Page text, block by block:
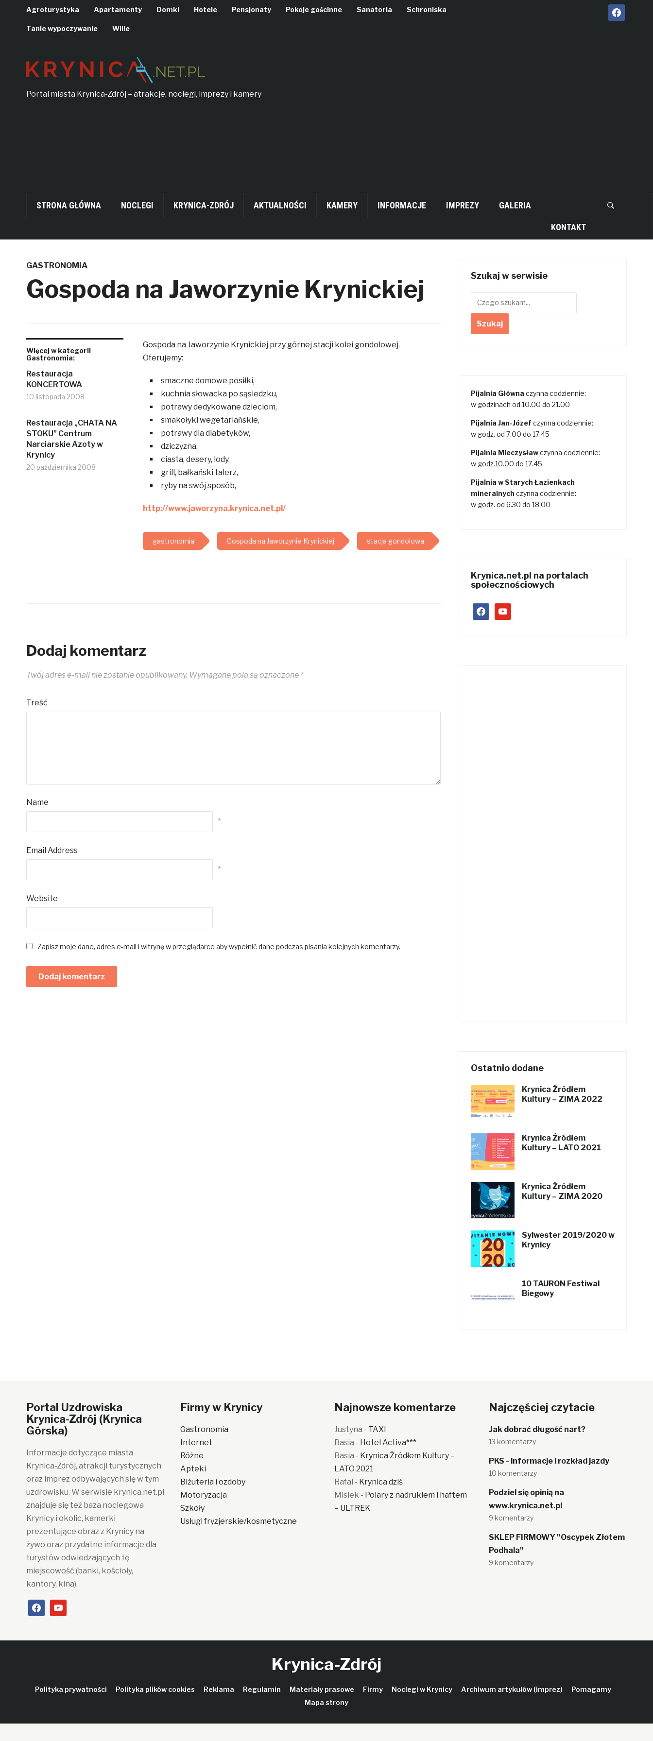
facebook
Agroturystyka Apartamenty Domki Hotele Pensjonaty Pokoje gościnne Sanatoria Schroniska
Tanie wypoczywanie Wille
Portal miasta Krynica-Zdrój – atrakcje, noclegi, imprezy i kamery
STRONA GŁÓWNA NOCLEGI KRYNICA-ZDRÓJ AKTUALNOŚCI KAMERY INFORMACJE IMPREZY GALERIA
KONTAKT
GASTRONOMIA
Gospoda na Jaworzynie Krynickiej
Więcej w kategorii
Gastronomia:
Restauracja
KONCERTOWA
10 listopada 2008
Restauracja „CHATA NA
STOKU” Centrum
Narciarskie Azoty w
Krynicy
20 października 2008
Gospoda na Jaworzynie Krynickiej przy górnej stacji kolei gondolowej.
Oferujemy:
smaczne domowe posiłki,
kuchnia słowacka po sąsiedzku,
potrawy dedykowane dzieciom,
smakołyki wegetariańskie,
potrawy dla diabetyków,
dziczyzna,
ciasta, desery, lody,
grill, bałkański talerz,
ryby na swój sposób,
http://www.jaworzyna.krynica.net.pl/
gastronomia Gospoda na Jaworzynie Krynickiej stacja gondolowa
Dodaj komentarz
Twój adres e-mail nie zostanie opublikowany. Wymagane pola są oznaczone *
Treść
Name
*
Email Address
*
Website
Zapisz moje dane, adres e-mail i witrynę w przeglądarce aby wypełnić dane podczas pisania kolejnych komentarzy.
Szukaj w serwisie
Pijalnia Główna czynna codziennie:
w godzinach od 10.00 do 21.00
Pijalnia Jan-Józef czynna codziennie:
w godz. od 7.00 do 17.45
Pijalnia Mieczysławczynna codziennie:
w godz.10.00 do 17.45
Pijalnia w Starych Łazienkach
mineralnych czynna codziennie:
w godz. od 6.30 do 18.00
Krynica.net.pl na portalach
społecznościowych
facebookyoutube
Ostatnio dodane
Krynica Źródłem
Kultury – ZIMA 2022
Krynica Źródłem
Kultury – LATO 2021
Krynica Źródłem
Kultury – ZIMA 2020
Sylwester 2019/2020 w
Krynicy
10 TAURON Festiwal
Biegowy
Portal Uzdrowiska
Krynica-Zdrój (Krynica
Górska)
Informacje dotyczące miasta
Krynica-Zdrój, atrakcji turystycznych
oraz imprez odbywających się w tym
uzdrowisku. W serwisie krynica.net.pl
znajduje się też baza noclegowa
Krynicy i okolic, kamerki
prezentujące obraz z Krynicy na
żywo oraz przydatne informacje dla
turystów odwiedzających tę
miejscowość (banki, kościoły,
kantory, kina).
facebookyoutube
Firmy w Krynicy
Gastronomia
Internet
Różne
Apteki
Biżuteria i ozdoby
Motoryzacja
Szkoły
Usługi fryzjerskie/kosmetyczne
Najnowsze komentarze
Justyna - TAXI
Basia - Hotel Activa***
Basia - Krynica Źródłem Kultury –
LATO 2021
Rafal - Krynica dziś
Misiek - Polary z nadrukiem i haftem
– ULTREK
Najczęściej czytacie
Jak dobrać długość nart?
13 komentarzy
PKS - informacje i rozkład jazdy
10 komentarzy
Podziel się opinią na
www.krynica.net.pl
9 komentarzy
SKLEP FIRMOWY "Oscypek Złotem
Podhala"
9 komentarzy
Krynica-Zdrój
Polityka prywatności Polityka plików cookies Reklama Regulamin Materiały prasowe Firmy Noclegi w Krynicy Archiwum artykułów (imprez)
Pomagamy
Mapa strony